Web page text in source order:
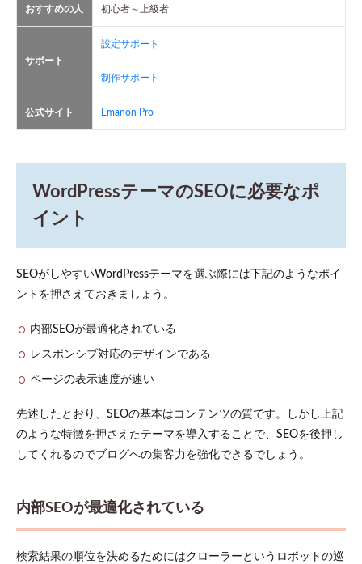
おすすめの人 初心者～上級者
サポート
設定サポート
制作サポート
公式サイト Emanon Pro
WordPressテーマのSEOに必要なポ
イント
SEOがしやすいWordPressテーマを選ぶ際には下記のようなポイ
ントを押さえておきましょう。
内部SEOが最適化されている
レスポンシブ対応のデザインである
ページの表示速度が速い
先述したとおり、SEOの基本はコンテンツの質です。しかし上記
のような特徴を押さえたテーマを導入することで、SEOを後押し
してくれるのでブログへの集客力を強化できるでしょう。
内部SEOが最適化されている
検索結果の順位を決めるためにはクローラーというロボットの巡